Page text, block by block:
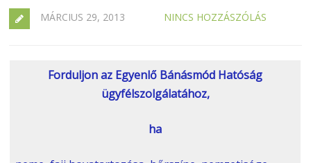
MÁRCIUS 29, 2013 NINCS HOZZÁSZÓLÁS
Forduljon az Egyenlő Bánásmód Hatóság
ügyfélszolgálatához,
ha